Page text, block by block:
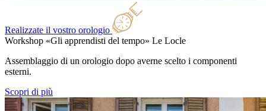
Realizzate il vostro orologio
Workshop «Gli apprendisti del tempo» Le Locle
Assemblaggio di un orologio dopo averne scelto i componenti
esterni.
Scopri di più